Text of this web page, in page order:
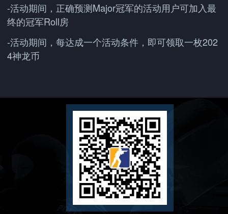
-活动期间，正确预测Major冠军的活动用户可加入最
终的冠军Roll房
-活动期间，每达成一个活动条件，即可领取一枚202
4神龙币